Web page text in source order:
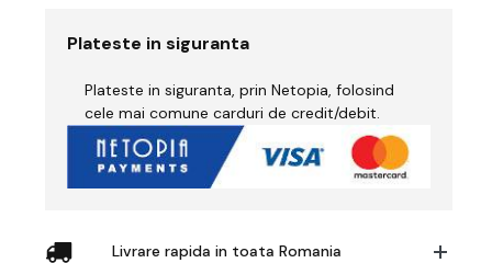
Plateste in siguranta
Plateste in siguranta, prin Netopia, folosind
cele mai comune carduri de credit/debit.
Livrare rapida in toata Romania